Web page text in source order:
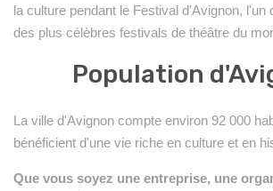
la culture pendant le Festival d'Avignon, l'un
des plus célèbres festivals de théâtre du
Population
La ville d'Avignon compte environ 92 000
bénéficient d'une vie riche en culture et en
Que vous soyez une entreprise, une